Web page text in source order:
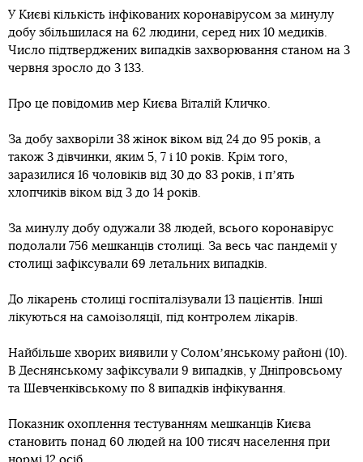
У Києві кількість інфікованих коронавірусом за минулу
добу збільшилася на 62 людини, серед них 10 медиків.
Число підтверджених випадків захворювання станом на 3
червня зросло до 3 133.
Про це повідомив мер Києва Віталій Кличко.
За добу захворіли 38 жінок віком від 24 до 95 років, а
також 3 дівчинки, яким 5, 7 і 10 років. Крім того,
заразилися 16 чоловіків від 30 до 83 років, і пʼять
хлопчиків віком від 3 до 14 років.
За минулу добу одужали 38 людей, всього коронавірус
подолали 756 мешканців столиці. За весь час пандемії у
столиці зафіксували 69 летальних випадків.
До лікарень столиці госпіталізували 13 пацієнтів. Інші
лікуються на самоізоляції, під контролем лікарів.
Найбільше хворих виявили у Соломʼянському районі (10).
В Деснянському зафіксували 9 випадків, у Дніпровсьому
та Шевченківському по 8 випадків інфікування.
Показник охоплення тестуванням мешканців Києва
становить понад 60 людей на 100 тисяч населення при